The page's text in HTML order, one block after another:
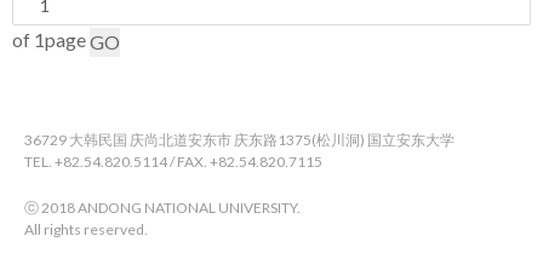
of 1pageGO
36729 大韩民国 庆尚北道安东市 庆东路1375(松川洞) 国立安东大学
TEL. +82.54.820.5114 / FAX. +82.54.820.7115
ⓒ 2018 ANDONG NATIONAL UNIVERSITY.
All rights reserved.